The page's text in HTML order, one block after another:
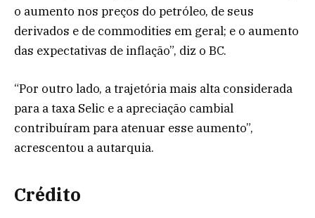
o aumento nos preços do petróleo, de seus
derivados e de commodities em geral; e o aumento
das expectativas de inflação”, diz o BC.
“Por outro lado, a trajetória mais alta considerada
para a taxa Selic e a apreciação cambial
contribuíram para atenuar esse aumento”,
acrescentou a autarquia.
Crédito